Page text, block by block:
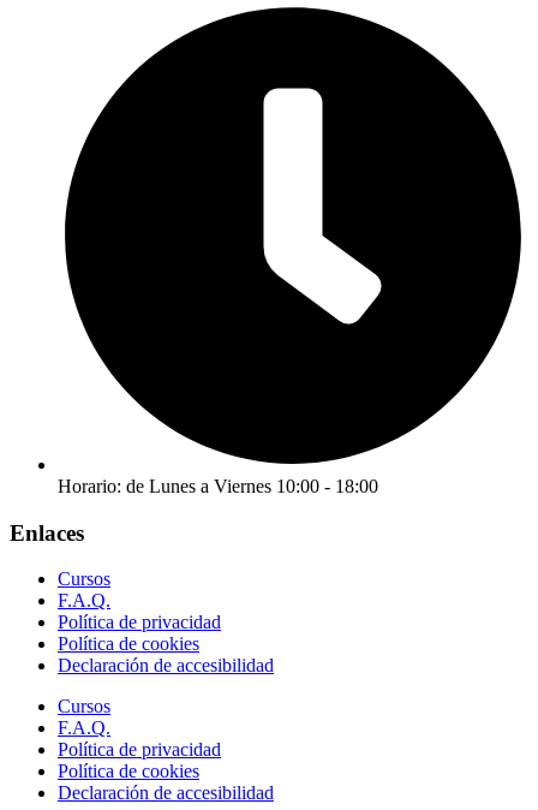
Horario: de Lunes a Viernes 10:00 - 18:00
Enlaces
Cursos
F.A.Q.
Política de privacidad
Política de cookies
Declaración de accesibilidad
Cursos
F.A.Q.
Política de privacidad
Política de cookies
Declaración de accesibilidad